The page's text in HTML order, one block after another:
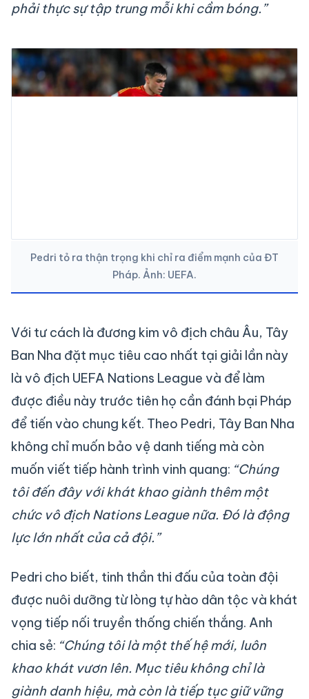
phải thực sự tập trung mỗi khi cầm bóng.”
Pedri tỏ ra thận trọng khi chỉ ra điểm mạnh của ĐT
Pháp. Ảnh: UEFA.
Với tư cách là đương kim vô địch châu Âu, Tây
Ban Nha đặt mục tiêu cao nhất tại giải lần này
là vô địch UEFA Nations League và để làm
được điều này trước tiên họ cần đánh bại Pháp
để tiến vào chung kết. Theo Pedri, Tây Ban Nha
không chỉ muốn bảo vệ danh tiếng mà còn
muốn viết tiếp hành trình vinh quang: “Chúng
tôi đến đây với khát khao giành thêm một
chức vô địch Nations League nữa. Đó là động
lực lớn nhất của cả đội.”
Pedri cho biết, tinh thần thi đấu của toàn đội
được nuôi dưỡng từ lòng tự hào dân tộc và khát
vọng tiếp nối truyền thống chiến thắng. Anh
chia sẻ: “Chúng tôi là một thế hệ mới, luôn
khao khát vươn lên. Mục tiêu không chỉ là
giành danh hiệu, mà còn là tiếp tục giữ vững